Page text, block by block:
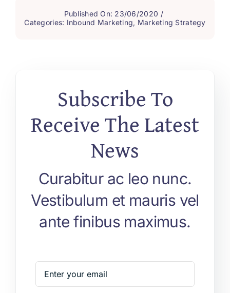
Published On: 23/06/2020 /
Categories: Inbound Marketing, Marketing Strategy
Subscribe To
Receive The Latest
News
Curabitur ac leo nunc.
Vestibulum et mauris vel
ante finibus maximus.